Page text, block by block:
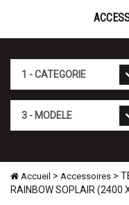
Accueil > Accessoires >
RAINBOW SOPLAIR (2400